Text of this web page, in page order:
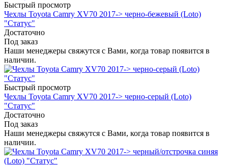
Быстрый просмотр
Чехлы Toyota Camry XV70 2017-> черно-бежевый (Loto)
"Статус"
Достаточно
Под заказ
Наши менеджеры свяжутся с Вами, когда товар появится в
наличии.
Быстрый просмотр
Чехлы Toyota Camry XV70 2017-> черно-серый (Loto)
"Статус"
Достаточно
Под заказ
Наши менеджеры свяжутся с Вами, когда товар появится в
наличии.